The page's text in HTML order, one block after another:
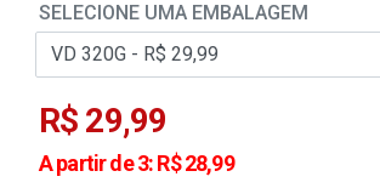
SELECIONE UMA EMBALAGEM
R$ 29,99
A partir de 3: R$ 28,99